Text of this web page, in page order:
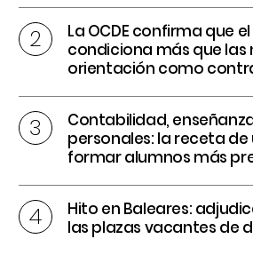
La OCDE confirma que
condiciona más que las
orientación como
Contabilidad,
personales: la receta
formar alumnos más
Hito en Baleares:
las plazas vacantes de